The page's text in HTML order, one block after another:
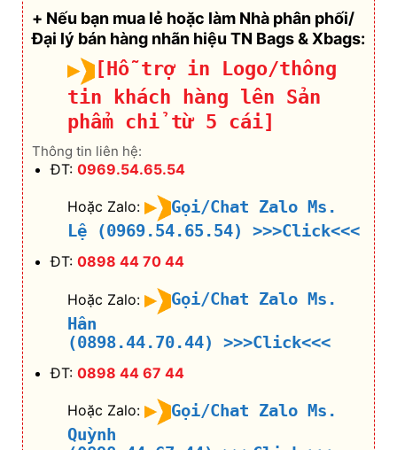
+ Nếu bạn mua lẻ hoặc làm Nhà phân phối/
Đại lý bán hàng nhãn hiệu TN Bags & Xbags:
[Hỗ trợ in Logo/thông
tin khách hàng lên Sản
phẩm chỉ từ 5 cái]
Thông tin liên hệ:
ĐT: 0969.54.65.54
Hoặc Zalo:
Gọi/Chat Zalo Ms.
Lệ (0969.54.65.54)
>>>Click<<<
ĐT: 0898 44 70 44
Hoặc Zalo:
Gọi/Chat Zalo Ms.
Hân
(0898.44.70.44)
>>>Click<<<
ĐT: 0898 44 67 44
Hoặc Zalo:
Gọi/Chat Zalo Ms.
Quỳnh